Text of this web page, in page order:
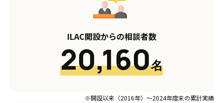
ILAC開設からの相談者数
20,160名
※開設以来（2016年）〜2024年度末の累計実績